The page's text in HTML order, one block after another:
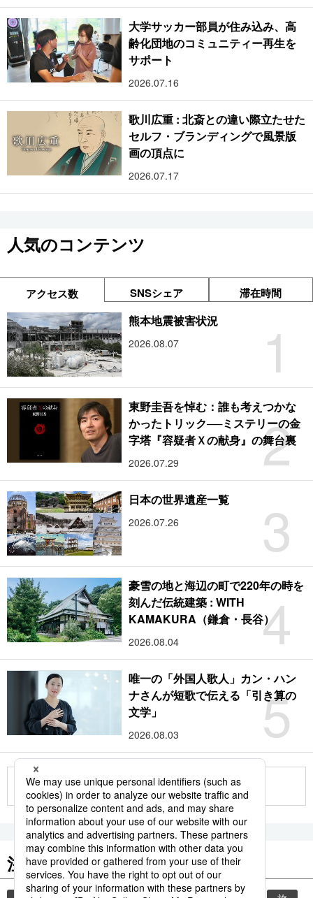
大学サッカー部員が住み込み、高
齢化団地のコミュニティー再生を
サポート
2026.07.16
歌川広重 : 北斎との違い際立たせた
セルフ・ブランディングで風景版
画の頂点に
2026.07.17
人気のコンテンツ
アクセス数 SNSシェア 滞在時間
1
熊本地震被害状況
2026.08.07
2
東野圭吾を悼む：誰も考えつかな
かったトリック──ミステリーの金
字塔『容疑者Ｘの献身』の舞台裏
2026.07.29
3
日本の世界遺産一覧
2026.07.26
4
豪雪の地と海辺の町で220年の時を
刻んだ伝統建築 : WITH
KAMAKURA（鎌倉・長谷）
2026.08.04
5
唯一の「外国人歌人」カン・ハン
ナさんが短歌で伝える「引き算の
文学」
2026.08.03
もっと見る
注目のキーワード